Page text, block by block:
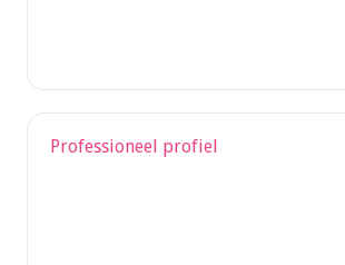
Professioneel profiel